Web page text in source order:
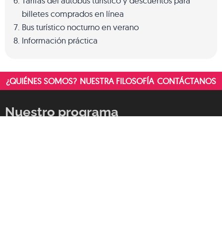
billetes comprados en línea
Bus turístico nocturno en verano
Información práctica
¿QUIÉNES SOMOS? NUESTRA FILOSOFÍA CONTÁCTANOS
Nuestro programa